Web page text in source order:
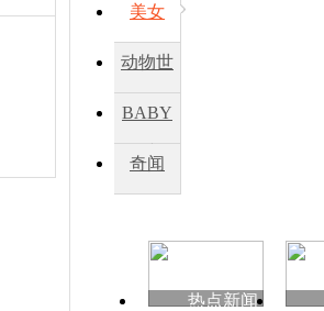
因
美女
动物世
BABY
秀
奇闻
热点新闻